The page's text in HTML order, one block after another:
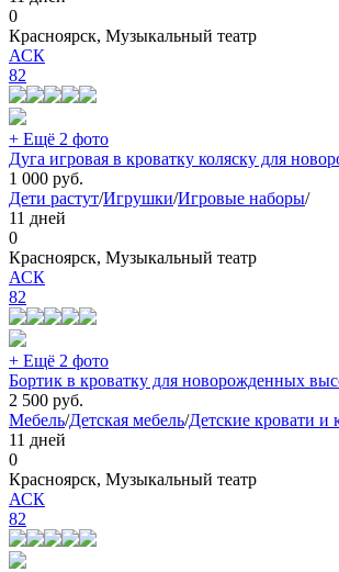
0
Красноярск, Музыкальный театр
АСК
82
+ Ещё 2 фото
Дуга игровая в кроватку коляску для
1 000 руб.
Дети растут/Игрушки/Игровые наборы/
11 дней
0
Красноярск, Музыкальный театр
АСК
82
+ Ещё 2 фото
Бортик в кроватку для новорожденных
2 500 руб.
Мебель/Детская мебель/Детские кровати и
11 дней
0
Красноярск, Музыкальный театр
АСК
82